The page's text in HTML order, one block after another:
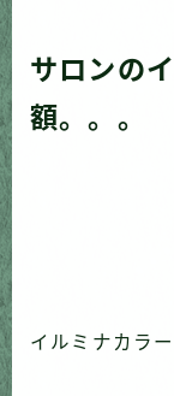
サロンの
額。。。
イルミナカラ